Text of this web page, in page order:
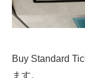
Buy Standard
ます。